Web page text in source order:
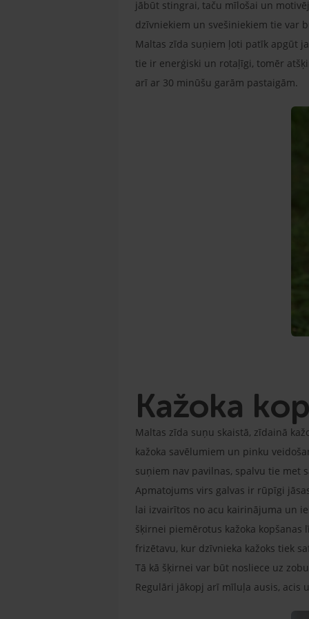
jābūt stingrai, taču mīlošai un
dzīvniekiem un svešiniekiem tie var
Maltas zīda suņiem ļoti patīk apgūt
tie ir enerģiski un rotaļīgi, tomēr
arī ar 30 minūšu garām pastaigām.
Kažoka
Maltas zīda suņu skaistā, zīdainā
kažoka savēlumiem un pinku
suņiem nav pavilnas, spalvu tie met
Apmatojums virs galvas ir rūpīgi
lai izvairītos no acu kairinājuma un
šķirnei piemērotus kažoka
frizētavu, kur dzīvnieka kažoks tiek
Tā kā šķirnei var būt nosliece uz
Regulāri jākopj arī mīluļa ausis, acis